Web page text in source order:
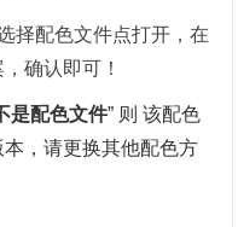
择配色文件点打开，在
确认即可！
是配色文件” 则 该配色
，请更换其他配色方